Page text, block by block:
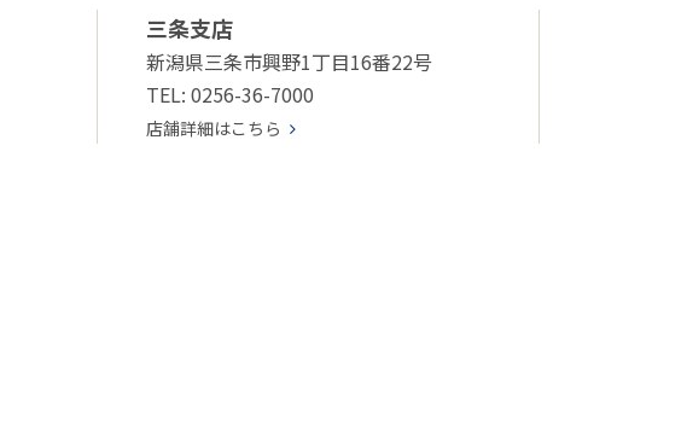
三条支店
新潟県三条市興野1丁目16番22号
TEL: 0256-36-7000
店舗詳細はこちら